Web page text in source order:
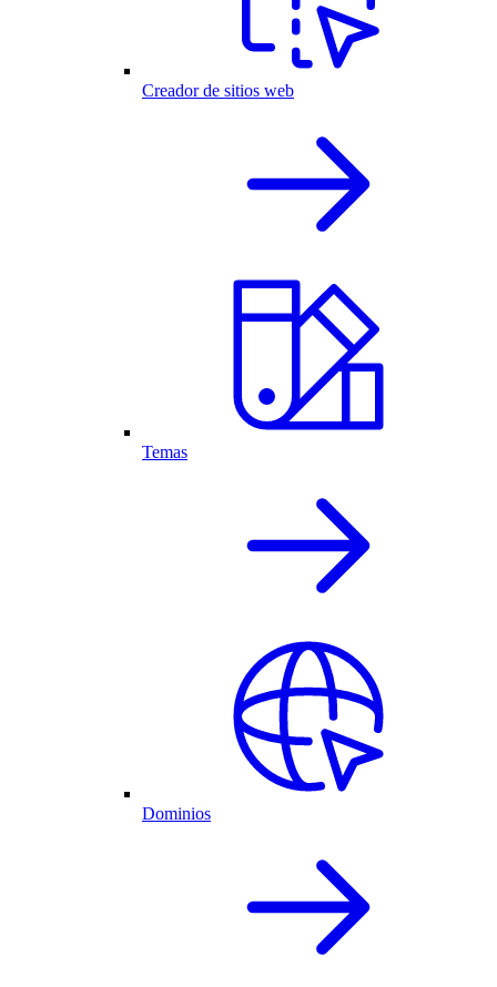
Creador de sitios web
Temas
Dominios